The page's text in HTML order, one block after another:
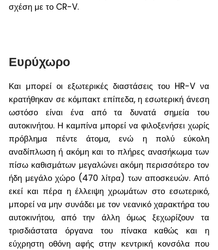
σχέση με το CR-V.
Ευρύχωρο
Και μπορεί οι εξωτερικές διαστάσεις του HR-V να
κρατήθηκαν σε κόμπακτ επίπεδα, η εσωτερική άνεση
ωστόσο είναι ένα από τα δυνατά σημεία του
αυτοκινήτου. Η καμπίνα μπορεί να φιλοξενήσει χωρίς
πρόβλημα πέντε άτομα, ενώ η πολύ εύκολη
αναδίπλωση ή ακόμη και το πλήρες ανασήκωμα των
πίσω καθισμάτων μεγαλώνει ακόμη περισσότερο τον
ήδη μεγάλο χώρο (470 λίτρα) των αποσκευών. Από
εκεί και πέρα η έλλειψη χρωμάτων στο εσωτερικό,
μπορεί να μην συνάδει με τον νεανικό χαρακτήρα του
αυτοκινήτου, από την άλλη όμως ξεχωρίζουν τα
τρισδιάστατα όργανα του πίνακα καθώς και η
εύχρηστη οθόνη αφής στην κεντρική κονσόλα που